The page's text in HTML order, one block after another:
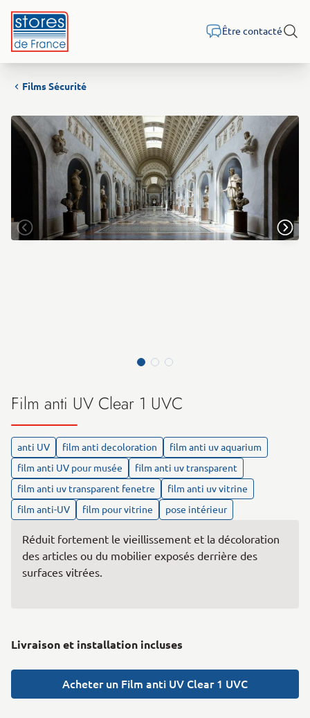
Être contacté
Films Sécurité
Film anti UV Clear 1 UVC
anti UV film anti decoloration
film anti uv aquarium
film anti UV pour musée
film anti uv transparent
film anti uv transparent fenetre
film anti uv vitrine
film anti-UV
film pour vitrine pose intérieur
Réduit fortement le vieillissement et la décoloration
des articles ou du mobilier exposés derrière des
surfaces vitrées.
Livraison et installation incluses
Acheter un Film anti UV Clear 1 UVC